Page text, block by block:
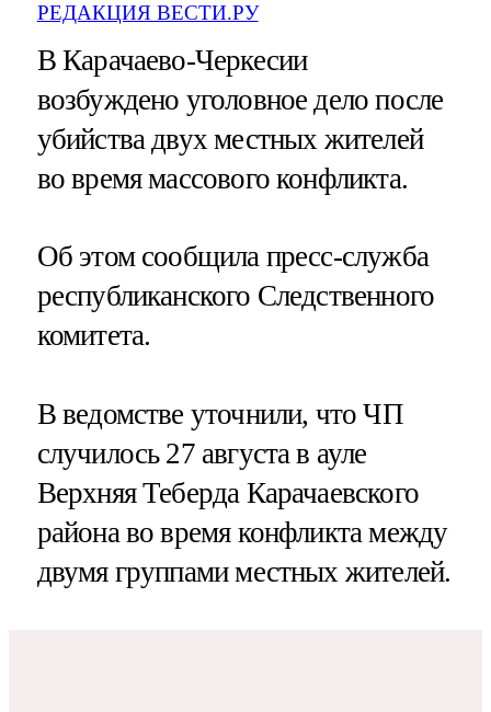
РЕДАКЦИЯ ВЕСТИ.РУ
В Карачаево-Черкесии
возбуждено уголовное дело после
убийства двух местных жителей
во время массового конфликта.
Об этом сообщила пресс-служба
республиканского Следственного
комитета.
В ведомстве уточнили, что ЧП
случилось 27 августа в ауле
Верхняя Теберда Карачаевского
района во время конфликта между
двумя группами местных жителей.